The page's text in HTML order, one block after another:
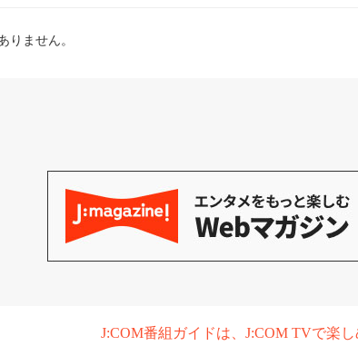
りません。
J:COM番組ガイドは、J:COM TVで楽